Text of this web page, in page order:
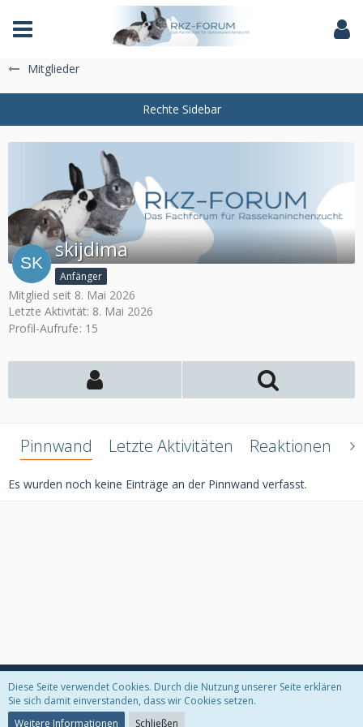
Das Fachforum der Rassekaninchenzucht
Mitglieder
skijdima
Anfänger
Mitglied seit 8. Mai 2026
Letzte Aktivität: 8. Mai 2026
Profil-Aufrufe 15
Pinnwand Letzte Aktivitäten Reaktionen
Es wurden noch keine Einträge an der Pinnwand verfasst.
Datenschutzerklärung Kontakt Impressum
Diese Seite verwendet Cookies. Durch die Nutzung unserer Seite erklären
Sie sich damit einverstanden, dass wir Cookies setzen.
Weitere Informationen
Schließen